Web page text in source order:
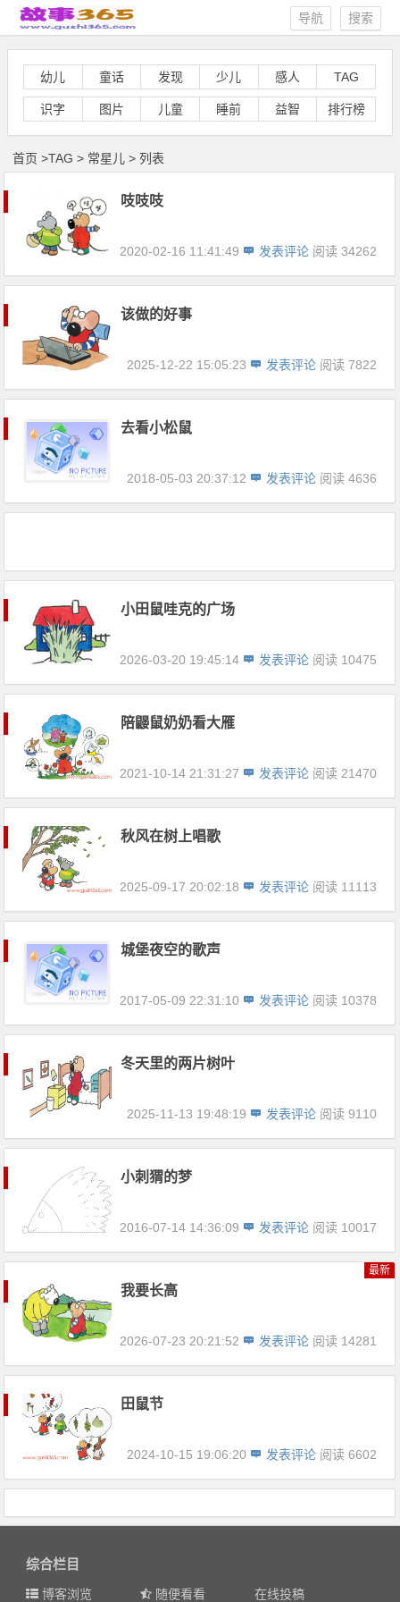
搜索
导航
幼儿 童话 发现 少儿 感人 TAG
识字 图片 儿童 睡前 益智 排行榜
首页 >TAG > 常星儿 > 列表
吱吱吱
2020-02-16 11:41:49 发表评论 阅读 34262
该做的好事
2025-12-22 15:05:23 发表评论 阅读 7822
去看小松鼠
2018-05-03 20:37:12 发表评论 阅读 4636
小田鼠哇克的广场
2026-03-20 19:45:14 发表评论 阅读 10475
陪鼹鼠奶奶看大雁
2021-10-14 21:31:27 发表评论 阅读 21470
秋风在树上唱歌
2025-09-17 20:02:18 发表评论 阅读 11113
城堡夜空的歌声
2017-05-09 22:31:10 发表评论 阅读 10378
冬天里的两片树叶
2025-11-13 19:48:19 发表评论 阅读 9110
小刺猬的梦
2016-07-14 14:36:09 发表评论 阅读 10017
我要长高
最新
2026-07-23 20:21:52 发表评论 阅读 14281
田鼠节
2024-10-15 19:06:20 发表评论 阅读 6602
综合栏目
博客浏览 随便看看 在线投稿